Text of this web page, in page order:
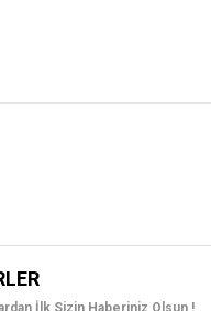
İlk Sizin Haberiniz Olsun !